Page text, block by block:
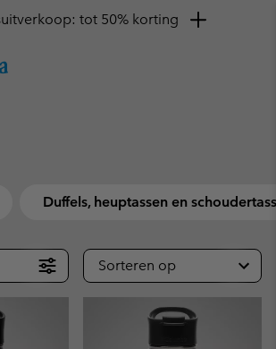
tot 50% korting
Duffels, heuptassen en
Sorteren op